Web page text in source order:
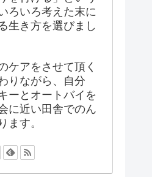
ろいろ考えた末に
生き方を選びまし
ケアをさせて頂く
りながら、自分
ーとオートバイを
に近い田舎でのん
ます。